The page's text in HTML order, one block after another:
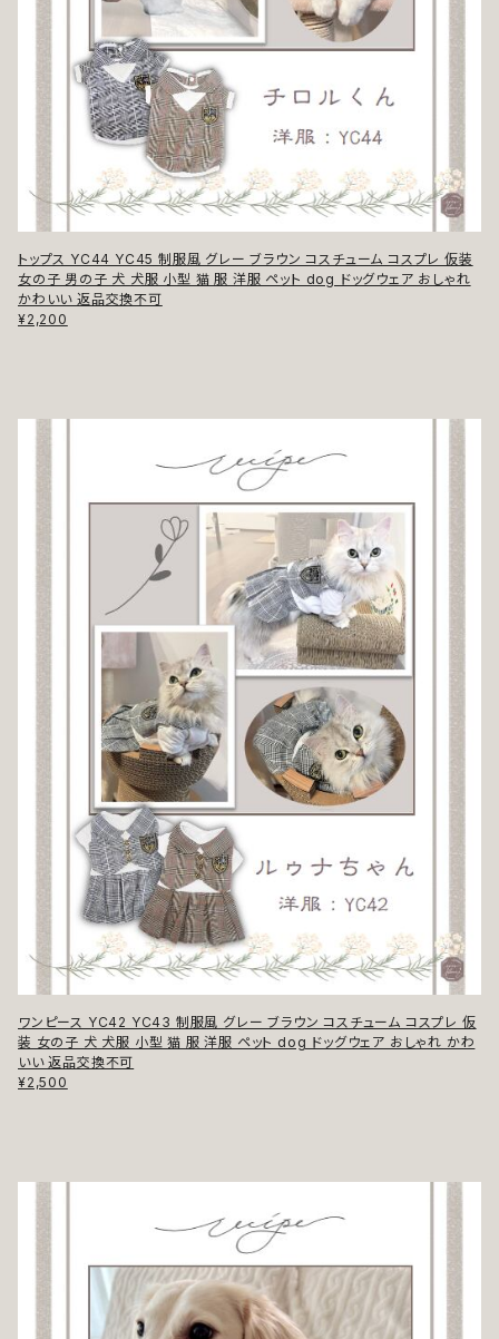
トップス YC44 YC45 制服風 グレー ブラウン コスチューム コスプレ 仮装
女の子 男の子 犬 犬服 小型 猫 服 洋服 ペット dog ドッグウェア おしゃれ
かわいい 返品交換不可
¥2,200
ワンピース YC42 YC43 制服風 グレー ブラウン コスチューム コスプレ 仮
装 女の子 犬 犬服 小型 猫 服 洋服 ペット dog ドッグウェア おしゃれ かわ
いい 返品交換不可
¥2,500